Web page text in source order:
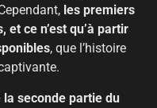
les premiers
ce n’est qu’à partir
, que l’histoire
seconde partie du